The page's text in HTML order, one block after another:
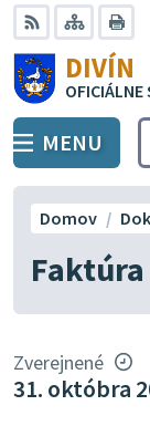
Preskočiť
na
obsah
RSS Mapa
DIVÍN
OFICIÁLNE
MENU
Faktúra
Domov
Zverejnené
31. októbra